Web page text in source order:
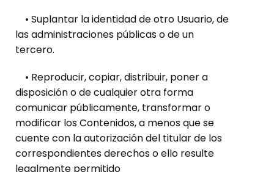
• Suplantar la identidad de otro Usuario, de
las administraciones públicas o de un
tercero.
• Reproducir, copiar, distribuir, poner a
disposición o de cualquier otra forma
comunicar públicamente, transformar o
modificar los Contenidos, a menos que se
cuente con la autorización del titular de los
correspondientes derechos o ello resulte
legalmente permitido